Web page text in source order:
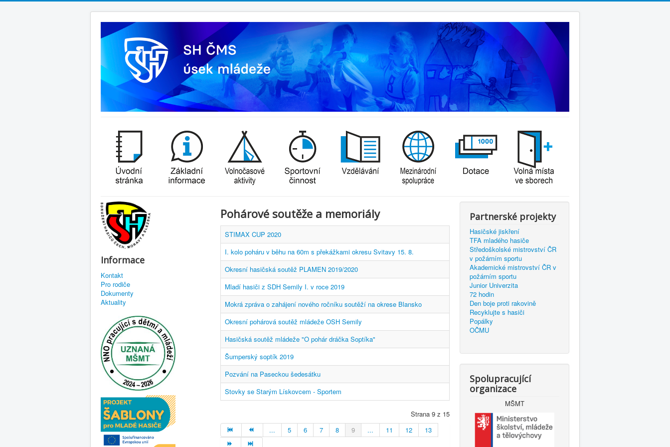
Informace
Kontakt
Pro rodiče
Dokumenty
Aktuality
Pohárové soutěže a memoriály
STIMAX CUP 2020
I. kolo poháru v běhu na 60m s překážkami okresu Svitavy 15. 8.
Okresní hasičská soutěž PLAMEN 2019/2020
Mladí hasiči z SDH Semily I. v roce 2019
Mokrá zpráva o zahájení nového ročníku soutěží na okrese Blansko
Okresní pohárová soutěž mládeže OSH Semily
Hasičská soutěž mládeže "O pohár dráčka Soptíka"
Šumperský soptík 2019
Pozvání na Paseckou šedesátku
Stovky se Starým Lískovcem - Sportem
Strana 9 z 15
...
5 6 7 8 9 ... 11 12 13
Partnerské projekty
Hasičské jiskření
TFA mladého hasiče
Středoškolské mistrovství ČR
v požárním sportu
Akademické mistrovství ČR v
požárním sportu
Junior Univerzita
72 hodin
Den boje proti rakovině
Recyklujte s hasiči
Popálky
OČMU
Spolupracující
organizace
MŠMT